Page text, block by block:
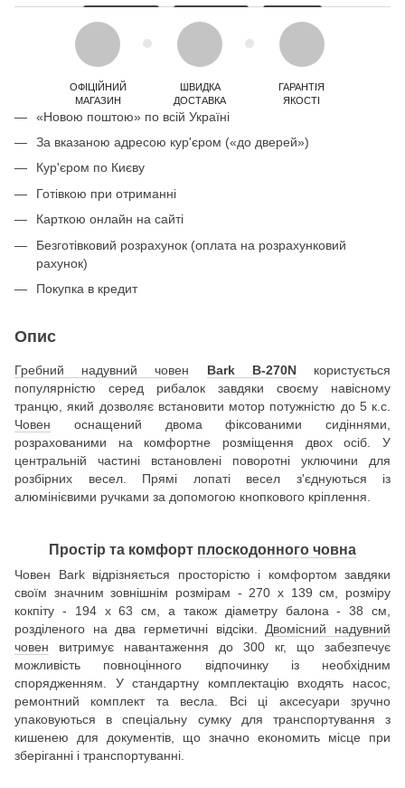
ОФІЦІЙНИЙ
МАГАЗИН
ШВИДКА
ДОСТАВКА
ГАРАНТІЯ
ЯКОСТІ
«Новою поштою» по всій Україні
За вказаною адресою кур'єром («до дверей»)
Кур'єром по Києву
Готівкою при отриманні
Карткою онлайн на сайті
Безготівковий розрахунок (оплата на розрахунковий
рахунок)
Покупка в кредит
Опис
Гребний надувний човен Bark B-270Nкористується
популярністю серед рибалок завдяки своєму навісному
транцю, який дозволяє встановити мотор потужністю до 5 к.с.
Човен оснащений двома фіксованими сидіннями,
розрахованими на комфортне розміщення двох осіб. У
центральній частині встановлені поворотні уключини для
розбірних весел. Прямі лопаті весел з'єднуються із
алюмінієвими ручками за допомогою кнопкового кріплення.
Простір та комфорт плоскодонного човна
Човен Bark відрізняється просторістю і комфортом завдяки
своїм значним зовнішнім розмірам - 270 х 139 см, розміру
кокпіту - 194 х 63 см, а також діаметру балона - 38 см,
розділеного на два герметичні відсіки. Двомісний надувний
човен витримує навантаження до 300 кг, що забезпечує
можливість повноцінного відпочинку із необхідним
спорядженням. У стандартну комплектацію входять насос,
ремонтний комплект та весла. Всі ці аксесуари зручно
упаковуються в спеціальну сумку для транспортування з
кишенею для документів, що значно економить місце при
зберіганні і транспортуванні.